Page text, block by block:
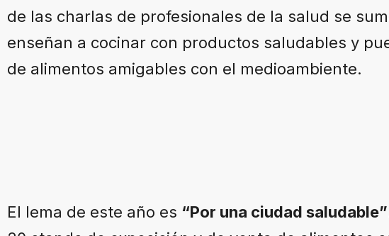
de las charlas de profesionales de la salud se
enseñan a cocinar con productos saludables y
de alimentos amigables con el medioambiente.
El lema de este año es “Por una ciudad saludable”